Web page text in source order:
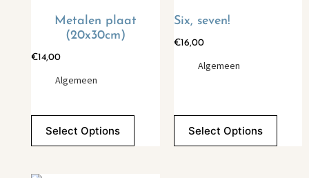
Metalen plaat
(20x30cm)
€14,00
Algemeen
Select Options
Six, seven!
€16,00
Algemeen
Select Options